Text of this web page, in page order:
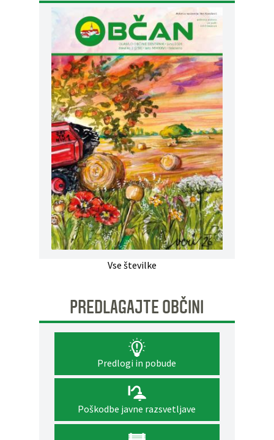
Vse številke
PREDLAGAJTE OBČINI
Predlogi in pobude
Poškodbe javne razsvetljave